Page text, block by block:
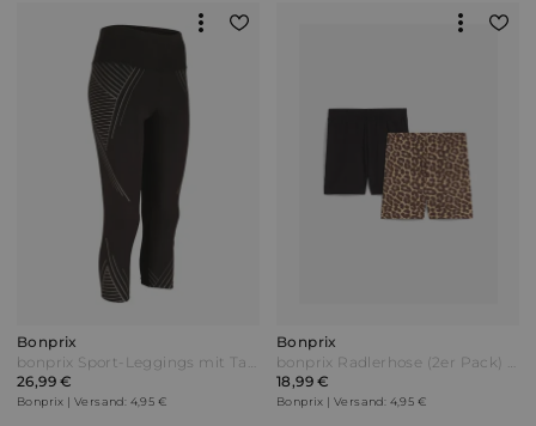
Bonprix
bonprix Sport-Leggings mit Tasche 3/4-Länge Schwarz
26,99 €
Bonprix | Versand: 4,95 €
Bonprix
bonprix Radlerhose (2er Pack) Beige
18,99 €
Bonprix | Versand: 4,95 €